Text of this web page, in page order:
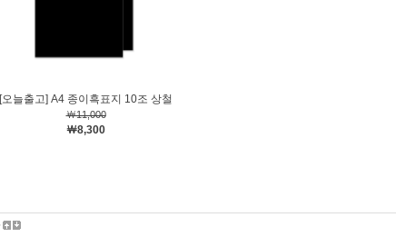
[오늘출고] A4 종이흑표지 10조 상철
￦11,000
￦8,300